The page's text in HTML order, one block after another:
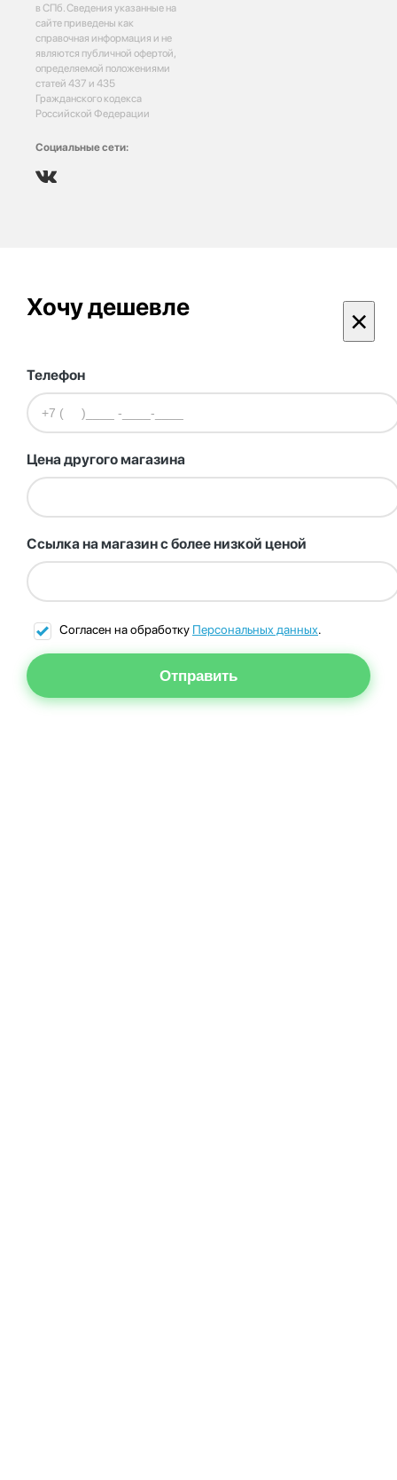
в СПб. Сведения указанные на
сайте приведены как
справочная информация и не
являются публичной офертой,
определяемой положениями
статей 437 и 435
Гражданского кодекса
Российской Федерации
Социальные сети:
Хочу дешевле ×
Телефон
Цена другого магазина
Ссылка на магазин с более низкой ценой
Согласен на обработку Персональных данных.
Отправить